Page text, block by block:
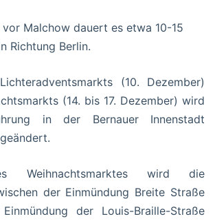
Malchow dauert es etwa 10-15
Richtung Berlin.
(10. Dezember)
(14. bis 17. Dezember) wird
in der Bernauer Innenstadt
Weihnachtsmarktes wird die
der Einmündung Breite Straße
der Louis-Braille-Straße